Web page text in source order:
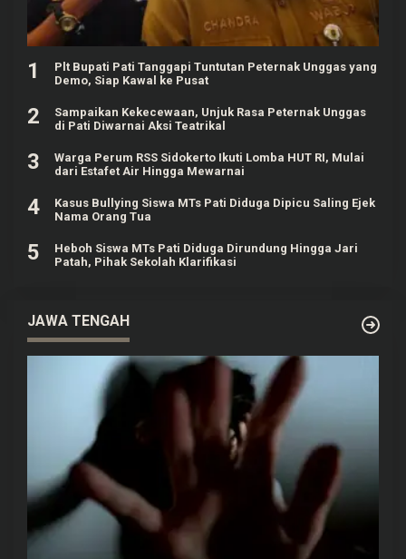
1
Plt Bupati Pati Tanggapi Tuntutan Peternak Unggas yang
Demo, Siap Kawal ke Pusat
2
Sampaikan Kekecewaan, Unjuk Rasa Peternak Unggas
di Pati Diwarnai Aksi Teatrikal
3
Warga Perum RSS Sidokerto Ikuti Lomba HUT RI, Mulai
dari Estafet Air Hingga Mewarnai
4
Kasus Bullying Siswa MTs Pati Diduga Dipicu Saling Ejek
Nama Orang Tua
5
Heboh Siswa MTs Pati Diduga Dirundung Hingga Jari
Patah, Pihak Sekolah Klarifikasi
JAWA TENGAH